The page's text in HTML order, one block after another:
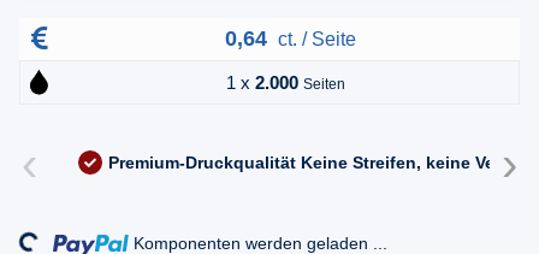
0,64 ct. / Seite
1 x 2.000 Seiten
‹ Premium-Druckqualität Keine Streifen, keine ›
Loading... Komponenten werden geladen ...